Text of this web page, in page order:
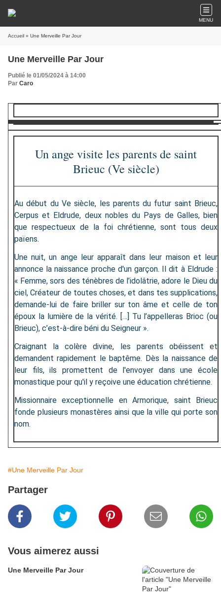
MENU
Accueil » Une Merveille Par Jour
Une Merveille Par Jour
Publié le 01/05/2024 à 14:00
Par Caro
Un ange visite les parents de saint
Brieuc (Ve siècle)
Au début du Ve siècle, les parents du futur saint Brieuc,
Cerpus et Eldrude, deux nobles du Pays de Galles, bien
que respectueux de la foi chrétienne, sont tous deux
païens.
Une nuit, un ange leur apparaît dans leur maison et leur
annonce la naissance proche d'un garçon. Il dit à Eldrude :
« Femme, sors des ténèbres de l’idolâtrie, adore le Dieu du
ciel, Créateur de toutes choses, et dans tes supplications,
demande-lui de faire briller sur ton âme et celle de ton
époux la lumière de la vérité. […] Tu l’appelleras Brioc (ou
Brieuc), c’est-à-dire béni du Seigneur ».
Craignant la colère divine, les parents obéissent et
demandent rapidement le baptême. Dès la naissance de
leur fils, ils promettent de l'envoyer dans une école
monastique pour qu'il y reçoive une éducation chrétienne.
Missionnaire exceptionnelle en Armorique, saint Brieuc
fonde plusieurs monastères ainsi que la ville qui porte son
nom.
#Une Merveille Par Jour
Partager
Vous aimerez aussi
Une Merveille Par Jour